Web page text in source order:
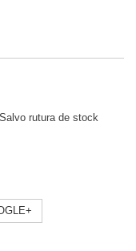
rutura de stock